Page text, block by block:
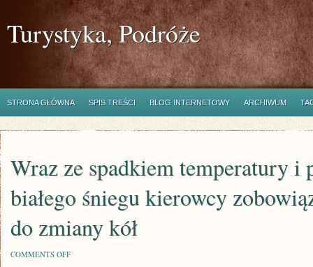
Turystyka, Podróże
STRONA GŁÓWNA SPIS TREŚCI BLOG INTERNETOWY ARCHIWUM
Wraz ze spadkiem temperatury i
białego śniegu kierowcy
do zmiany kół
COMMENTS OFFON